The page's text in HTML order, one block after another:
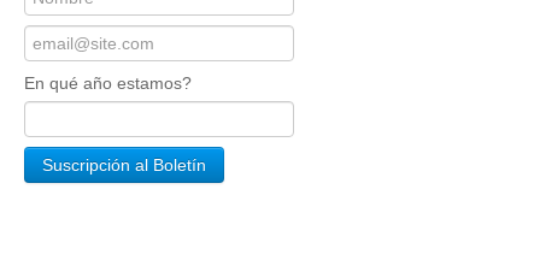
En qué año estamos?